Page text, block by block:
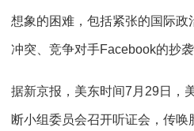
想象的困难，包括紧张的国际
冲突、竞争对手Facebook的抄袭
据新京报，美东时间7月29日，
断小组委员会召开听证会，传